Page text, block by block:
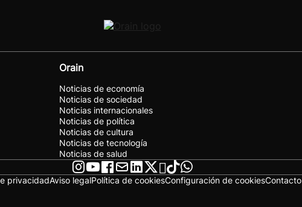
Orain
Noticias de economía
Noticias de sociedad
Noticias internacionales
Noticias de política
Noticias de cultura
Noticias de tecnología
Noticias de salud
privacidadAviso legalPolítica de cookiesConfiguración de cookiesContacto